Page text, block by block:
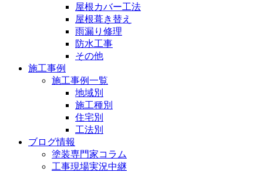
屋根カバー工法
屋根葺き替え
雨漏り修理
防水工事
その他
施工事例
施工事例一覧
地域別
施工種別
住宅別
工法別
ブログ情報
塗装専門家コラム
工事現場実況中継